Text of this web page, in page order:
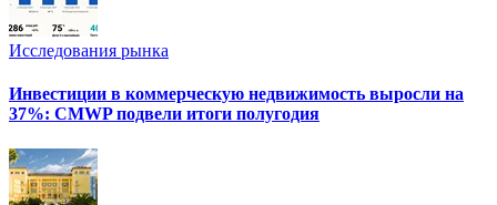
Исследования рынка
Инвестиции в коммерческую недвижимость выросли на
37%: CMWP подвели итоги полугодия